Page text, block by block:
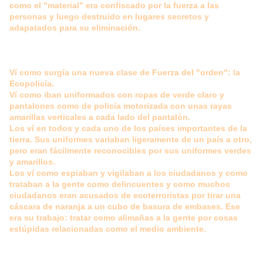
como el "material" era confiscado por la fuerza a las
personas y luego destruido en lugares secretos y
adapatados para su eliminación.
Ví como surgía una nueva clase de Fuerza del "orden": la
Ecopolicía.
Ví como iban uniformados con ropas de verde claro y
pantalones como de policía motorizada con unas rayas
amarillas verticales a cada lado del pantalón.
Los ví en todos y cada uno de los países importantes de la
tierra. Sus uniformes variaban ligeramente de un país a otro,
pero eran fácilmente reconocibles por sus uniformes verdes
y amarillos.
Los ví como espiaban y vigilaban a los ciudadanos y como
trataban a la gente como delincuentes y como muchos
ciudadanos eran acusados de ecoterroristas por tirar una
cáscara de naranja a un cubo de basura de embases. Ese
era su trabajo: tratar como alimañas a la gente por cosas
estúpidas relacionadas como el medio ambiente.